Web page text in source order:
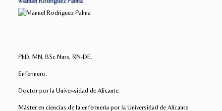
PhD, MN, BSc Nurs, RN-DE.
Enfermero.
Doctor por la Univer-sidad de Alicante.
Máster en ciencias de la enfermería por la Universidad de Alicante.